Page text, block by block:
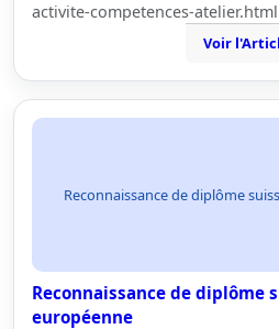
activite-competences-
Voir
Reconnaissance de diplôme
Reconnaissance de diplôme
européenne